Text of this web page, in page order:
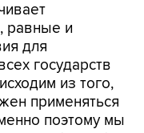
равные и
для
государств
из того,
применяться
поэтому мы